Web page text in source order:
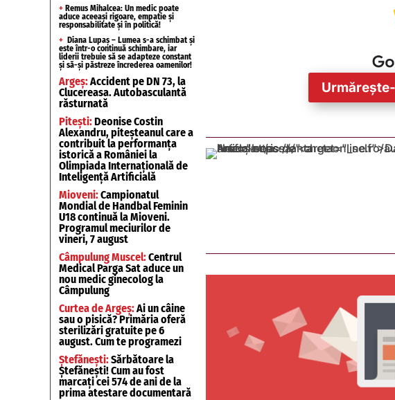
+ Remus Mihalcea: Un medic poate
aduce aceeași rigoare, empatie și
responsabilitate și în politică!
+ Diana Lupaș – Lumea s-a schimbat și
este într-o continuă schimbare, iar
liderii trebuie să se adapteze constant
și să-și păstreze încrederea oamenilor!
Argeș:Accident pe DN 73, la
Clucereasa. Autobasculantă
răsturnată
Pitești:Deonise Costin
Alexandru, piteșteanul care a
contribuit la performanța
istorică a României la
Olimpiada Internațională de
Inteligență Artificială
Mioveni:Campionatul
Mondial de Handbal Feminin
U18 continuă la Mioveni.
Programul meciurilor de
vineri, 7 august
Câmpulung Muscel:Centrul
Medical Parga Sat aduce un
nou medic ginecolog la
Câmpulung
Curtea de Argeș:Ai un câine
sau o pisică? Primăria oferă
sterilizări gratuite pe 6
august. Cum te programezi
Ștefănești:Sărbătoare la
Ștefănești! Cum au fost
marcați cei 574 de ani de la
prima atestare documentară